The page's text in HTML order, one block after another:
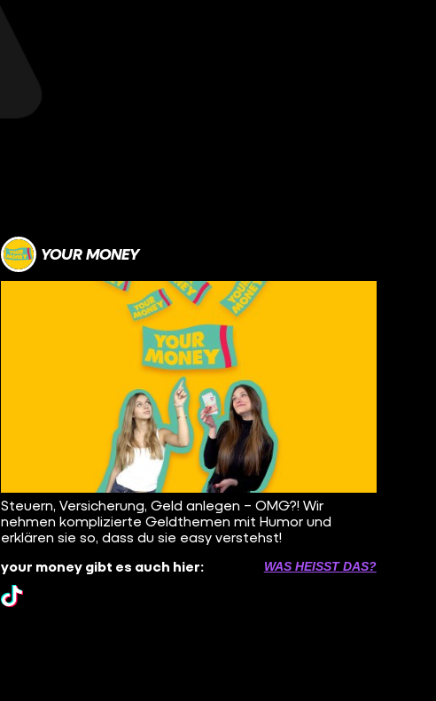
YOUR MONEY
Steuern, Versicherung, Geld anlegen – OMG?! Wir
nehmen komplizierte Geldthemen mit Humor und
erklären sie so, dass du sie easy verstehst!
your money gibt es auch hier:
WAS HEISST DAS?